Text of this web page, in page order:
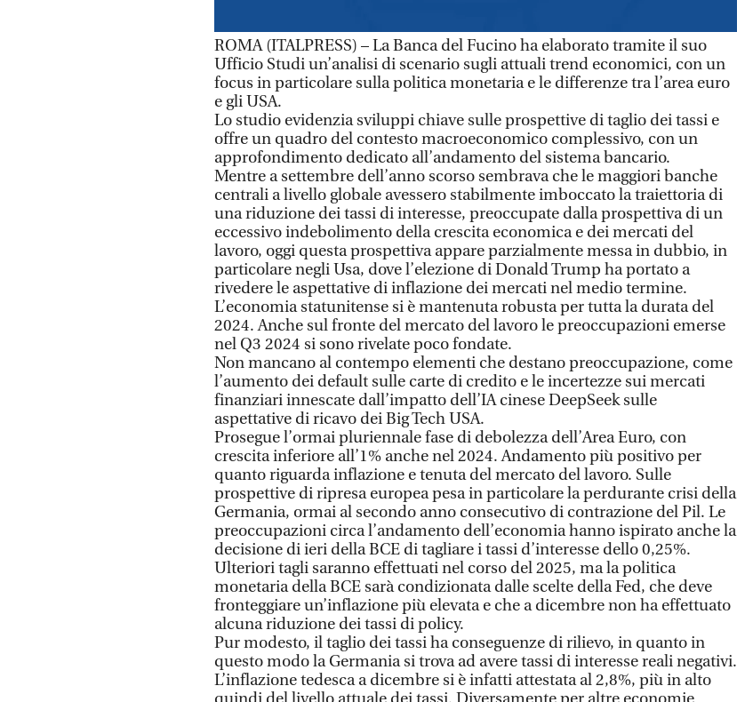
ROMA (ITALPRESS) – La Banca del Fucino ha elaborato tramite il suo
Ufficio Studi un’analisi di scenario sugli attuali trend economici, con un
focus in particolare sulla politica monetaria e le differenze tra l’area euro
e gli USA.
Lo studio evidenzia sviluppi chiave sulle prospettive di taglio dei tassi e
offre un quadro del contesto macroeconomico complessivo, con un
approfondimento dedicato all’andamento del sistema bancario.
Mentre a settembre dell’anno scorso sembrava che le maggiori banche
centrali a livello globale avessero stabilmente imboccato la traiettoria di
una riduzione dei tassi di interesse, preoccupate dalla prospettiva di un
eccessivo indebolimento della crescita economica e dei mercati del
lavoro, oggi questa prospettiva appare parzialmente messa in dubbio, in
particolare negli Usa, dove l’elezione di Donald Trump ha portato a
rivedere le aspettative di inflazione dei mercati nel medio termine.
L’economia statunitense si è mantenuta robusta per tutta la durata del
2024. Anche sul fronte del mercato del lavoro le preoccupazioni emerse
nel Q3 2024 si sono rivelate poco fondate.
Non mancano al contempo elementi che destano preoccupazione, come
l’aumento dei default sulle carte di credito e le incertezze sui mercati
finanziari innescate dall’impatto dell’IA cinese DeepSeek sulle
aspettative di ricavo dei Big Tech USA.
Prosegue l’ormai pluriennale fase di debolezza dell’Area Euro, con
crescita inferiore all’1% anche nel 2024. Andamento più positivo per
quanto riguarda inflazione e tenuta del mercato del lavoro. Sulle
prospettive di ripresa europea pesa in particolare la perdurante crisi della
Germania, ormai al secondo anno consecutivo di contrazione del Pil. Le
preoccupazioni circa l’andamento dell’economia hanno ispirato anche la
decisione di ieri della BCE di tagliare i tassi d’interesse dello 0,25%.
Ulteriori tagli saranno effettuati nel corso del 2025, ma la politica
monetaria della BCE sarà condizionata dalle scelte della Fed, che deve
fronteggiare un’inflazione più elevata e che a dicembre non ha effettuato
alcuna riduzione dei tassi di policy.
Pur modesto, il taglio dei tassi ha conseguenze di rilievo, in quanto in
questo modo la Germania si trova ad avere tassi di interesse reali negativi.
L’inflazione tedesca a dicembre si è infatti attestata al 2,8%, più in alto